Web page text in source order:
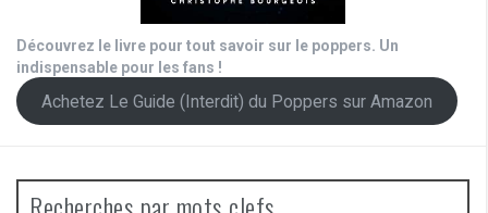
Découvrez le livre pour tout savoir sur le poppers. Un
indispensable pour les fans !
Achetez Le Guide (Interdit) du Poppers sur Amazon